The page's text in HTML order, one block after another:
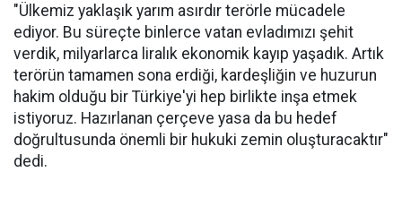
"Ülkemiz yaklaşık yarım asırdır terörle mücadele
ediyor. Bu süreçte binlerce vatan evladımızı şehit
verdik, milyarlarca liralık ekonomik kayıp yaşadık. Artık
terörün tamamen sona erdiği, kardeşliğin ve huzurun
hakim olduğu bir Türkiye'yi hep birlikte inşa etmek
istiyoruz. Hazırlanan çerçeve yasa da bu hedef
doğrultusunda önemli bir hukuki zemin oluşturacaktır"
dedi.